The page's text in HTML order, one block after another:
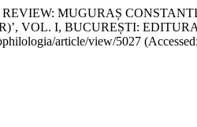
MUGURAȘ
VOL. I, BUCUREȘTI:
article/view/5027